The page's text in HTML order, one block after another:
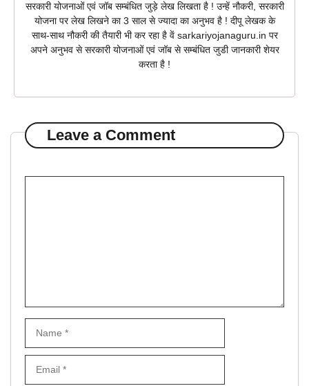
सरकारी योजनाओं एवं जॉब सम्बंधित जुड़े लेख लिखता है ! उन्हें नौकरी, सरकारी
योजना पर लेख लिखने का 3 साल से ज्यादा का अनुभव है ! दीपू लेखक के
साथ-साथ नौकरी की तैयारी भी कर रहा है वें sarkariyojanaguru.in पर
अपने अनुभव से सरकारी योजनाओं एवं जॉब से सम्बंधित जुडी जानकारी शेयर
करता है !
Leave a Comment